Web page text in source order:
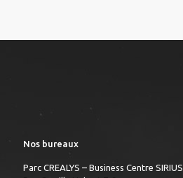
Nos bureaux
Parc CREALYS – Business Centre SIRIUS